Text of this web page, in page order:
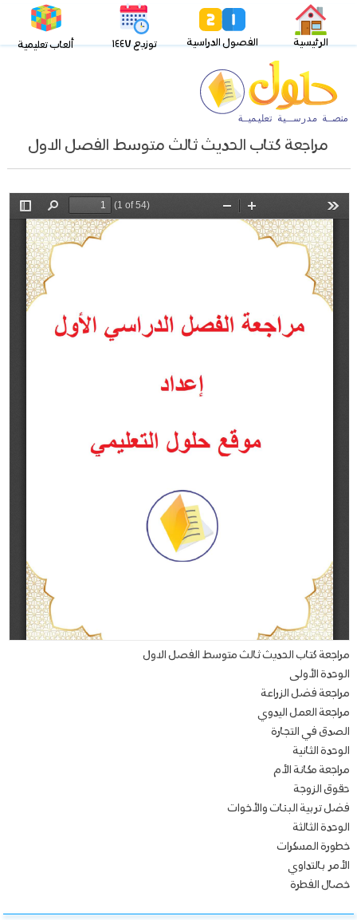
الرئيسية الفصول الدراسية توزيع ١٤٤٧ ألعاب تعليمية
مراجعة كتاب الحديث ثالث متوسط الفصل الاول
مراجعة كتاب الحديث ثالث متوسط الفصل الاول
الوحدة الأولى
مراجعة فضل الزراعة
مراجعة العمل اليدوي
الصدق في التجارة
الوحدة الثانية
مراجعة مكانة الأم
حقوق الزوجة
فضل تربية البنات والأخوات
الوحدة الثالثة
خطورة المسكرات
الأمر بالتداوي
خصال الفطرة